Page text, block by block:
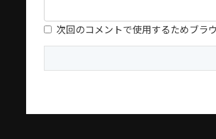
次回のコメントで使用するためブラ